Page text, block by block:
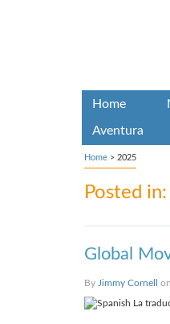
Home
Aventura
Home> 2025
Posted in:
Global
By Jimmy Cornell
La